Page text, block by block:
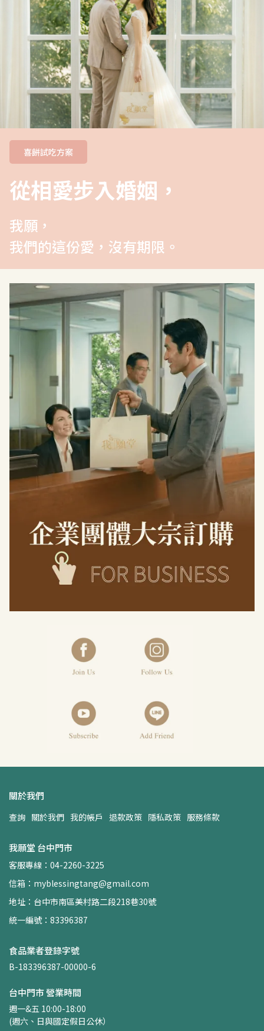
喜餅試吃方案
從相愛步入婚姻，
我願，
我們的這份愛，沒有期限。
關於我們
查詢 關於我們 我的帳戶 退款政策 隱私政策 服務條款
我願堂 台中門市
客服專線：04-2260-3225
信箱：myblessingtang@gmail.com
地址：台中市南區美村路二段218巷30號
統一編號：83396387
食品業者登錄字號
B-183396387-00000-6
台中門市 營業時間
週一&五 10:00-18:00
(週六、日與國定假日公休）